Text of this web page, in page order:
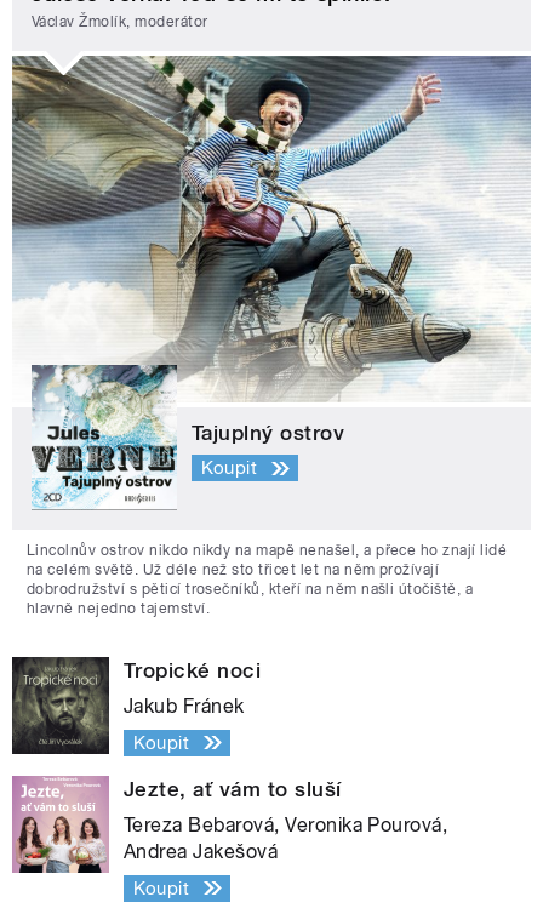
Václav Žmolík, moderátor
Tajuplný ostrov
Koupit
Lincolnův ostrov nikdo nikdy na mapě nenašel, a přece ho znají lidé
na celém světě. Už déle než sto třicet let na něm prožívají
dobrodružství s pěticí trosečníků, kteří na něm našli útočiště, a
hlavně nejedno tajemství.
Tropické noci
Jakub Fránek
Koupit
Jezte, ať vám to sluší
Tereza Bebarová, Veronika Pourová,
Andrea Jakešová
Koupit